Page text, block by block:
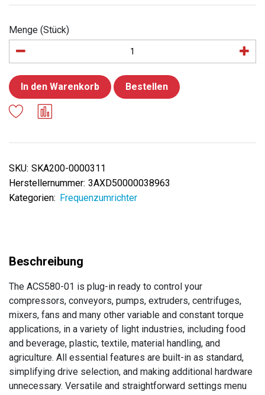
Menge (Stück)
In den Warenkorb Bestellen
SKU: SKA200-0000311
Herstellernummer: 3AXD50000038963
Kategorien: Frequenzumrichter
The ACS580-01 is plug-in ready to control your
compressors, conveyors, pumps, extruders, centrifuges,
mixers, fans and many other variable and constant torque
applications, in a variety of light industries, including food
and beverage, plastic, textile, material handling, and
agriculture. All essential features are built-in as standard,
simplifying drive selection, and making additional hardware
unnecessary. Versatile and straightforward settings menu